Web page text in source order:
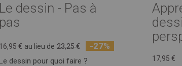
Le dessin - Pas à
pas
16,95 € au lieu de 23,25 € -27%
dessin pour quoi faire ? 17,95 €